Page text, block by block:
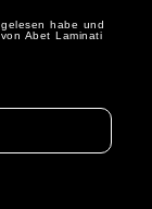
habe und
Abet Laminati